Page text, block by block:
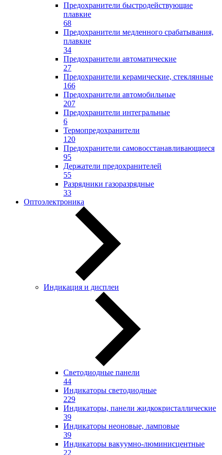
Предохранители быстродействующие
плавкие
68
Предохранители медленного срабатывания,
плавкие
34
Предохранители автоматические
27
Предохранители керамические, стеклянные
166
Предохранители автомобильные
207
Предохранители интегральные
6
Термопредохранители
120
Предохранители самовосстанавливающиеся
95
Держатели предохранителей
55
Разрядники газоразрядные
33
Оптоэлектроника
Индикация и дисплеи
Светодиодные панели
44
Индикаторы светодиодные
229
Индикаторы, панели жидкокристаллические
39
Индикаторы неоновые, ламповые
39
Индикаторы вакуумно-люминисцентные
22